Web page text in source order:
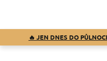
🔥 JEN DNES DO